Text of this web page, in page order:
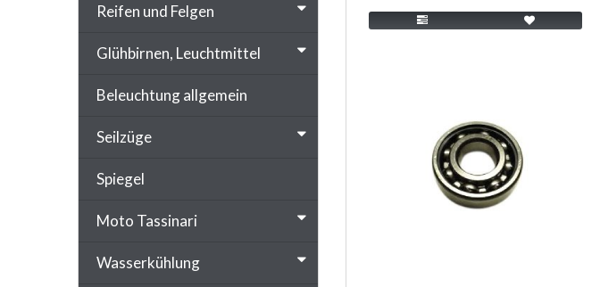
Reifen und Felgen
Glühbirnen, Leuchtmittel
Beleuchtung allgemein
Seilzüge
Spiegel
Moto Tassinari
Wasserkühlung